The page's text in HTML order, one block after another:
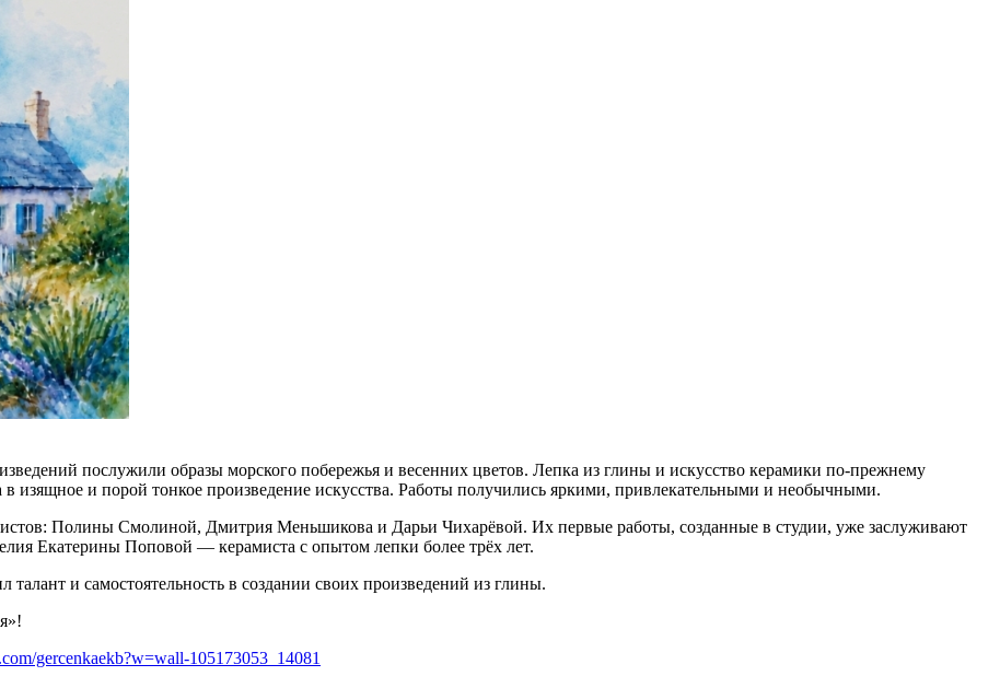
послужили образы морского побережья и весенних цветов. Лепка из глины и искусство керамики по-прежнему
изящное и порой тонкое произведение искусства. Работы получились яркими, привлекательными и необычными.
Полины Смолиной, Дмитрия Меньшикова и Дарьи Чихарёвой. Их первые работы, созданные в студии, уже заслуживают
Екатерины Поповой — керамиста с опытом лепки более трёх лет.
и самостоятельность в создании своих произведений из глины.
gercenkaekb?w=wall-105173053_14081